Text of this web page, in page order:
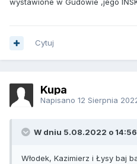
wystawione w Gudowie ,jego
Cytuj
Kupa
Napisano 12 Sierpnia
W dniu 5.08.2022 o
Włodek, Kazimierz i Łysy baj